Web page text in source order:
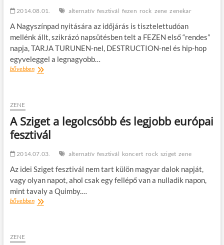
2014.08.01. alternatív fesztivál fezen rock zene zenekar
A Nagyszínpad nyitására az időjárás is tisztelettudóan
mellénk állt, szikrázó napsütésben telt a FEZEN első “rendes”
napja, TARJA TURUNEN-nel, DESTRUCTION-nel és hip-hop
egyveleggel a legnagyobb…
bővebbenMegbabonázta
FEZEN-
en
ZENE
A Sziget a legolcsóbb és legjobb európai
fesztivál
2014.07.03. alternatív fesztivál koncert rock sziget zene
Az idei Sziget fesztivál nem tart külön magyar dalok napját,
vagy olyan napot, ahol csak egy fellépő van a nulladik napon,
mint tavaly a Quimby.…
bővebbenA
ZENE